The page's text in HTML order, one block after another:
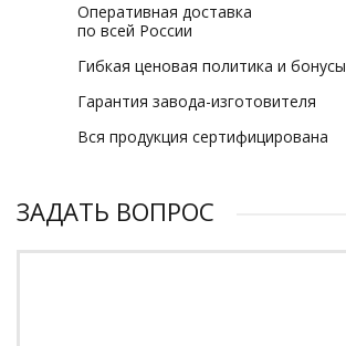
Оперативная доставка
по всей России
Гибкая ценовая политика и бонусы
Гарантия завода-изготовителя
Вся продукция сертифицирована
ЗАДАТЬ ВОПРОС